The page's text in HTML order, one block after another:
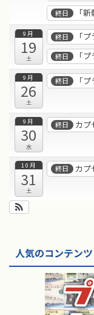
終日 「
9月
19
土
終日 「
終日 「
9月
26
土
終日 「
9月
30
水
終日 カプ
10月
31
土
終日 カプ
人気のコンテンツ